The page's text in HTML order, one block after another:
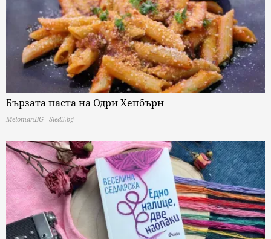
Бързата паста на Одри Хепбърн
MelomanBG - Sled5.bg